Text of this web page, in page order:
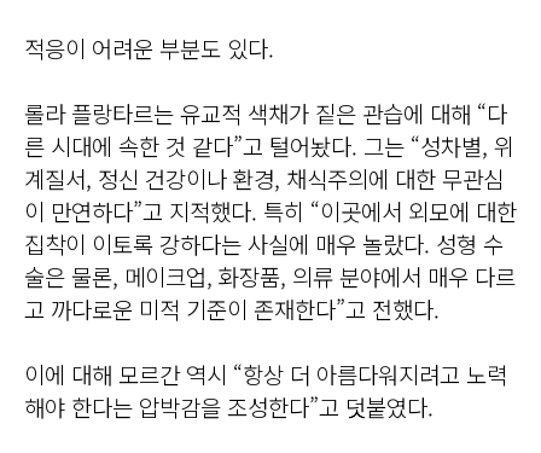
적응이 어려운 부분도 있다.
롤라 플랑타르는 유교적 색채가 짙은 관습에 대해 “다
른 시대에 속한 것 같다”고 털어놨다. 그는 “성차별, 위
계질서, 정신 건강이나 환경, 채식주의에 대한 무관심
이 만연하다”고 지적했다. 특히 “이곳에서 외모에 대한
집착이 이토록 강하다는 사실에 매우 놀랐다. 성형 수
술은 물론, 메이크업, 화장품, 의류 분야에서 매우 다르
고 까다로운 미적 기준이 존재한다”고 전했다.
이에 대해 모르간 역시 “항상 더 아름다워지려고 노력
해야 한다는 압박감을 조성한다”고 덧붙였다.